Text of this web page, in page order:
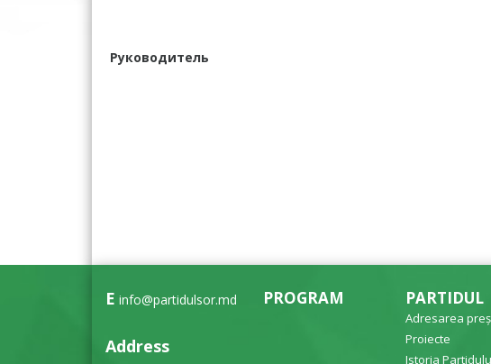
Руководитель
E info@partidulsor.md
Address
PROGRAM PARTIDUL
Adresarea
Proiecte
Istoria